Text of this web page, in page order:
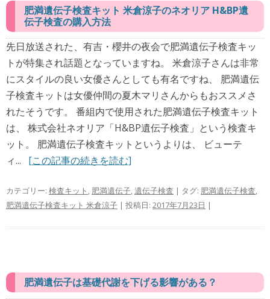
肥満遺伝子検査キット 米倉涼子のネオリア H&BP遺
伝子検査の購入方法
先日放送された、有吉・櫻井の夜会で肥満遺伝子検査キッ
トが特集され話題となっていますね。 米倉涼子さんは非常
にスタイルの良い女優さんとしても有名ですね、 肥満遺伝
子検査キットは女優仲間の夏木マリさんからもおススメさ
れたそうです。 番組内で使用された肥満遺伝子検査キット
は、 株式会社ネオリア「H&BP遺伝子検査」という検査キ
ット。 肥満遺伝子検査キットというよりは、 ビューテ
ィ... [この記事の続きを読む]
カテゴリー: 検査キット , 肥満遺伝子,遺伝子検査 | タグ: 肥満遺伝子検査,
肥満遺伝子検査キット 米倉涼子 | 投稿日: 2017年7月23日 |
肥満遺伝子は基礎代謝を下げる影響がある？